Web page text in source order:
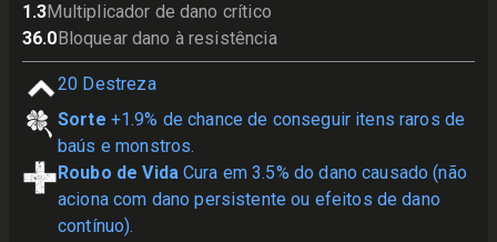
1.3Multiplicador de dano crítico
36.0Bloquear dano à resistência
20 Destreza
Sorte +1.9% de chance de conseguir itens raros de
baús e monstros.
Roubo de Vida Cura em 3.5% do dano causado (não
aciona com dano persistente ou efeitos de dano
contínuo).